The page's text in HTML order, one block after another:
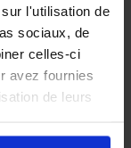
l'utilisation de
sociaux, de
celles-ci
avez fournies
de leurs